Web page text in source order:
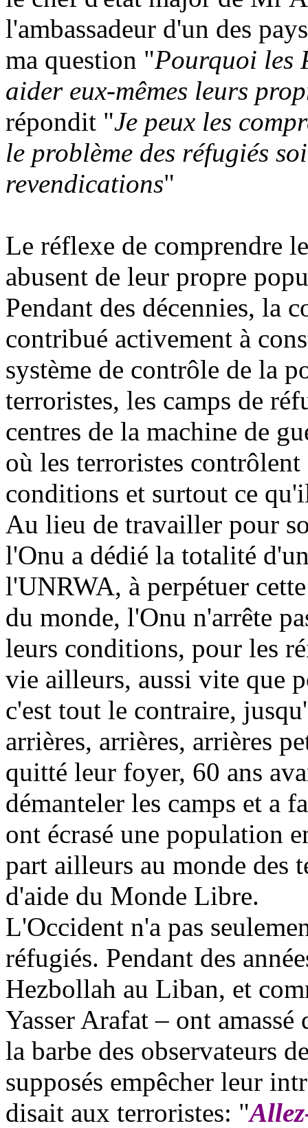
l'ambassadeur d'un des
ma question "Pourquoi les
aider eux-mêmes leurs
répondit "Je peux les
le problème des réfugiés
revendications"
Le réflexe de comprendre
abusent de leur propre
Pendant des décennies, la
contribué activement à
système de contrôle de la
terroristes, les camps de
centres de la machine de
où les terroristes
conditions et surtout ce
Au lieu de travailler pour
l'Onu a dédié la totalité
l'UNRWA, à perpétuer
du monde, l'Onu n'arrête
leurs conditions, pour les
vie ailleurs, aussi vite que
c'est tout le contraire,
arrières, arrières, arrières
quitté leur foyer, 60 ans
démanteler les camps et a
ont écrasé une population
part ailleurs au monde des
d'aide du Monde Libre.
L'Occident n'a pas
réfugiés. Pendant des
Hezbollah au Liban, et
Yasser Arafat – ont
la barbe des observateurs
supposés empêcher leur
disait aux terroristes: "